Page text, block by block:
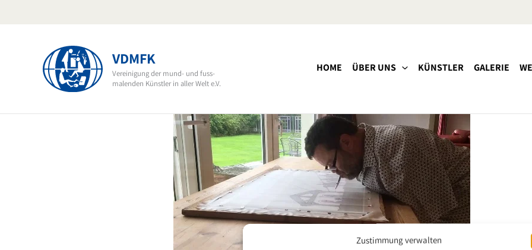
Zustimmung verwalten
VDMFK
Vereinigung der mund- und fuss-
malenden Künstler in aller Welt e.V.
HOME ÜBER UNS KÜNSTLER GALERIE